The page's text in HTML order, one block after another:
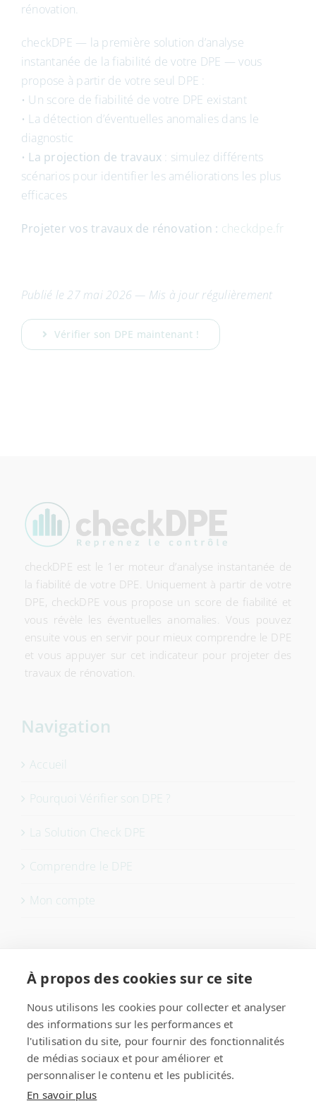
À propos des cookies sur ce site
Nous utilisons les cookies pour collecter et analyser
des informations sur les performances et
l'utilisation du site, pour fournir des fonctionnalités
de médias sociaux et pour améliorer et
personnaliser le contenu et les publicités.
En savoir plus
rénovation.
checkDPE — la première solution d’analyse
instantanée de la fiabilité de votre DPE — vous
propose à partir de votre seul DPE :
• Un score de fiabilité de votre DPE existant
• La détection d’éventuelles anomalies dans le
diagnostic
• La projection de travaux : simulez différents
scénarios pour identifier les améliorations les plus
efficaces
Projeter vos travaux de rénovation : checkdpe.fr
Publié le 27 mai 2026 — Mis à jour régulièrement
Vérifier son DPE maintenant !
checkDPE est le 1er moteur d’analyse instantanée de
la fiabilité de votre DPE. Uniquement à partir de votre
DPE, checkDPE vous propose un score de fiabilité et
vous révèle les éventuelles anomalies. Vous pouvez
ensuite vous en servir pour mieux comprendre le DPE
et vous appuyer sur cet indicateur pour projeter des
travaux de rénovation.
Navigation
Accueil
Pourquoi Vérifier son DPE ?
La Solution Check DPE
Comprendre le DPE
Mon compte
checkDPE
Formulaire de contact